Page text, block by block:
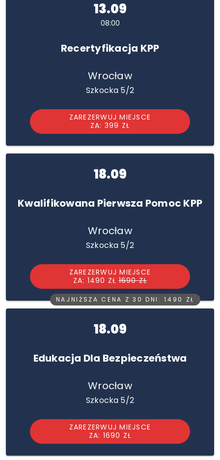
13.09
08:00
Recertyfikacja KPP
Wrocław
Szkocka 5/2
ZAREZERWUJ MIEJSCE
ZA: 399 ZŁ
18.09
Kwalifikowana Pierwsza Pomoc KPP
Wrocław
Szkocka 5/2
ZAREZERWUJ MIEJSCE
ZA: 1490 ZŁ1690 ZŁ
NAJNIŻSZA CENA Z 30 DNI: 1490 ZŁ
18.09
Edukacja Dla Bezpieczeństwa
Wrocław
Szkocka 5/2
ZAREZERWUJ MIEJSCE
ZA: 1690 ZŁ